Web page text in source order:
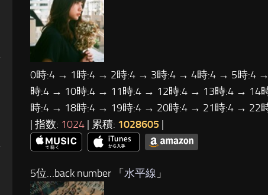
0時:4 → 1時:4 → 2時:4 → 3時:4 → 4時:4 → 5時:4
時:4 → 10時:4 → 11時:4 → 12時:4 → 13時:4 → 14
時:4 → 18時:4 → 19時:4 → 20時:4 → 21時:4 → 22
| 指数: 1024 | 累積: 1028605 |
5位…back number 「 水平線 」